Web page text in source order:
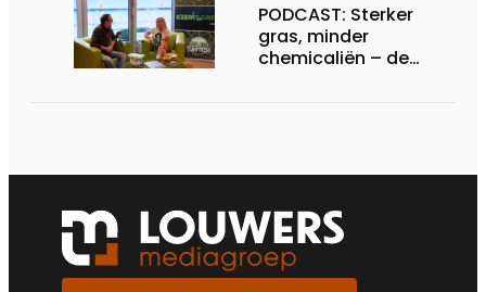
PODCAST: Sterker
gras, minder
chemicaliën – de